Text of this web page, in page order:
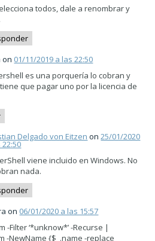
todos, dale a renombrar y
on 01/11/2019 a las 22:50
es una porquería lo cobran y
que pagar uno por la licencia de
Delgado von Eitzen on25/01/2020
viene incluido en Windows. No
nada.
on 06/01/2020 a las 15:57
-Filter ‘*unknow*’ -Recurse |
-NewName {$_.name -replace